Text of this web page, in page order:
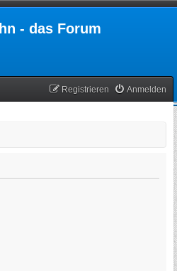
- das Forum
Anmelden
Registrieren